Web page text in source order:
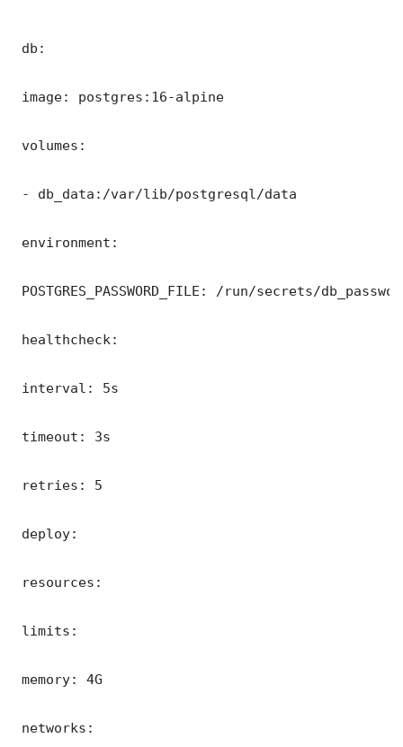
db:
image: postgres:16-alpine
volumes:
- db_data:/var/lib/postgresql/data
environment:
POSTGRES_PASSWORD_FILE: /run/secrets/
healthcheck:
interval: 5s
timeout: 3s
retries: 5
deploy:
resources:
limits:
memory: 4G
networks: